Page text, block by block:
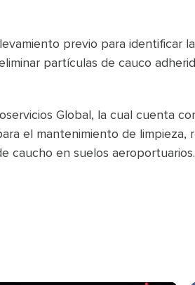
previo para identificar
partículas de cauco
Global, la cual cuenta
el mantenimiento de limpieza,
caucho en suelos